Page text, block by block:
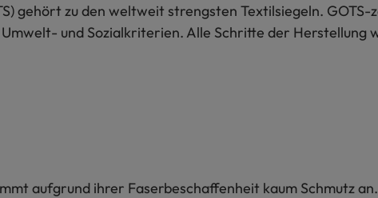
gehört zu den weltweit strengsten Textilsiegeln.
und Sozialkriterien. Alle Schritte der
aufgrund ihrer Faserbeschaffenheit kaum Schmutz